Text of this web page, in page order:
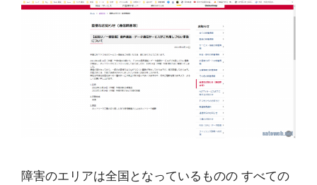
障害のエリアは全国となっているものの すべての